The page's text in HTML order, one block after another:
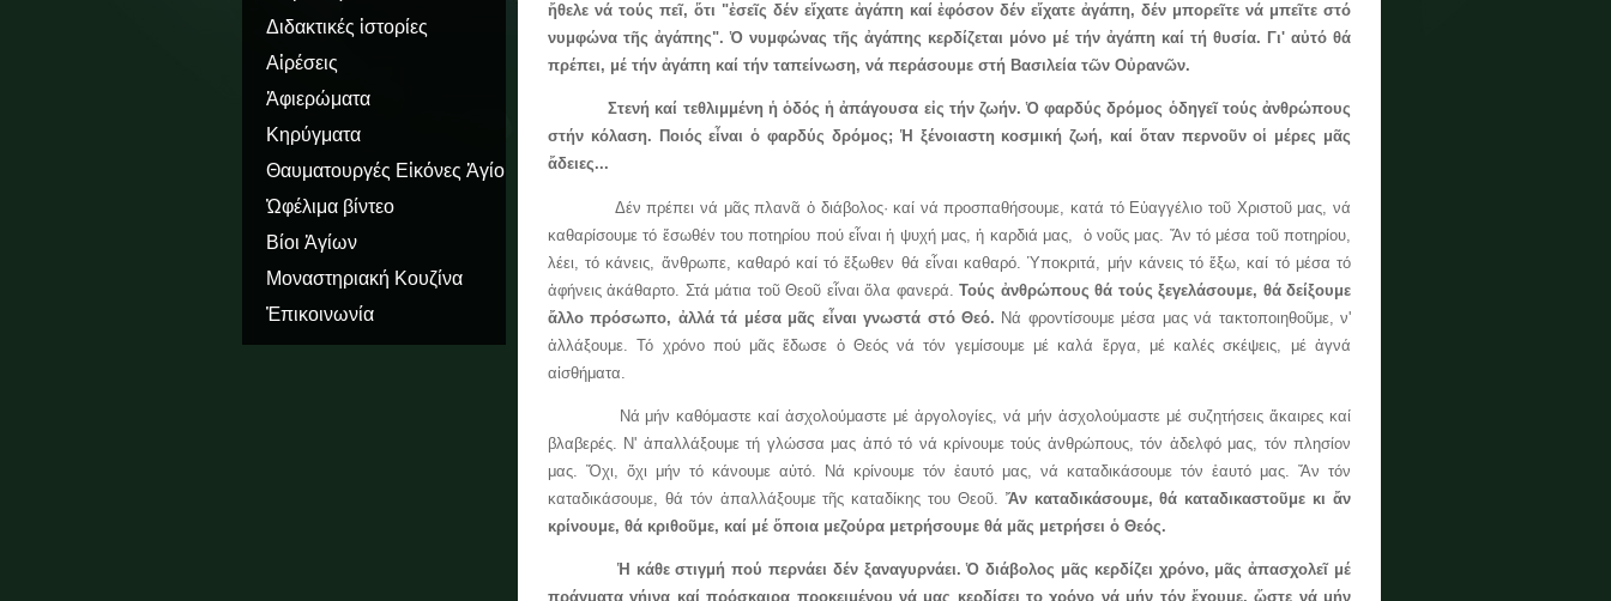
Διδακτικές ἱστορίες
Αἱρέσεις
Ἀφιερώματα
Κηρύγματα
Θαυματουργές Εἰκόνες Ἁγίου
Ὅρους
Ὠφέλιμα βίντεο
Βίοι Ἁγίων
Μοναστηριακή Κουζίνα
Ἐπικοινωνία
ἤθελε νά τούς πεῖ, ὅτι "ἐσεῖς δέν εἴχατε ἀγάπη καί ἐφόσον δέν εἴχατε ἀγάπη, δέν μπορεῖτε νά μπεῖτε στό
νυμφώνα τῆς ἀγάπης". Ὁ νυμφώνας τῆς ἀγάπης κερδίζεται μόνο μέ τήν ἀγάπη καί τή θυσία. Γι' αὐτό θά
πρέπει, μέ τήν ἀγάπη καί τήν ταπείνωση, νά περάσουμε στή Βασιλεία τῶν Οὐρανῶν.
Στενή καί τεθλιμμένη ἡ ὁδός ἡ ἀπάγουσα εἰς τήν ζωήν. Ὁ φαρδύς δρόμος ὁδηγεῖ τούς ἀνθρώπους
στήν κόλαση. Ποιός εἶναι ὁ φαρδύς δρόμος; Ἡ ξένοιαστη κοσμική ζωή, καί ὅταν περνοῦν οἱ μέρες μᾶς
ἄδειες...
Δέν πρέπει νά μᾶς πλανᾶ ὁ διάβολος· καί νά προσπαθήσουμε, κατά τό Εὐαγγέλιο τοῦ Χριστοῦ μας, νά
καθαρίσουμε τό ἔσωθέν του ποτηρίου πού εἶναι ἡ ψυχή μας, ἡ καρδιά μας, ὁ νοῦς μας. Ἄν τό μέσα τοῦ ποτηρίου,
λέει, τό κάνεις, ἄνθρωπε, καθαρό καί τό ἔξωθεν θά εἶναι καθαρό. Ὑποκριτά, μήν κάνεις τό ἔξω, καί τό μέσα τό
ἀφήνεις ἀκάθαρτο. Στά μάτια τοῦ Θεοῦ εἶναι ὅλα φανερά.Τούς ἀνθρώπους θά τούς ξεγελάσουμε, θά δείξουμε
ἄλλο πρόσωπο, ἀλλά τά μέσα μᾶς εἶναι γνωστά στό Θεό. Νά φροντίσουμε μέσα μας νά τακτοποιηθοῦμε, ν'
ἀλλάξουμε. Τό χρόνο πού μᾶς ἔδωσε ὁ Θεός νά τόν γεμίσουμε μέ καλά ἔργα, μέ καλές σκέψεις, μέ ἁγνά
αἰσθήματα.
Νά μήν καθόμαστε καί ἀσχολούμαστε μέ ἀργολογίες, νά μήν ἀσχολούμαστε μέ συζητήσεις ἄκαιρες καί
βλαβερές. Ν' ἀπαλλάξουμε τή γλώσσα μας ἀπό τό νά κρίνουμε τούς ἀνθρώπους, τόν ἀδελφό μας, τόν πλησίον
μας. Ὄχι, ὄχι μήν τό κάνουμε αὐτό. Νά κρίνουμε τόν ἑαυτό μας, νά καταδικάσουμε τόν ἑαυτό μας. Ἄν τόν
καταδικάσουμε, θά τόν ἀπαλλάξουμε τῆς καταδίκης του Θεοῦ. Ἄν καταδικάσουμε, θά καταδικαστοῦμε κι ἄν
κρίνουμε, θά κριθοῦμε, καί μέ ὅποια μεζούρα μετρήσουμε θά μᾶς μετρήσει ὁ Θεός.
Ἡ κάθε στιγμή πού περνάει δέν ξαναγυρνάει. Ὁ διάβολος μᾶς κερδίζει χρόνο, μᾶς ἀπασχολεῖ μέ
πράγματα γήινα καί πρόσκαιρα προκειμένου νά μας κερδίσει το χρόνο νά μήν τόν ἔχουμε, ὥστε νά μήν